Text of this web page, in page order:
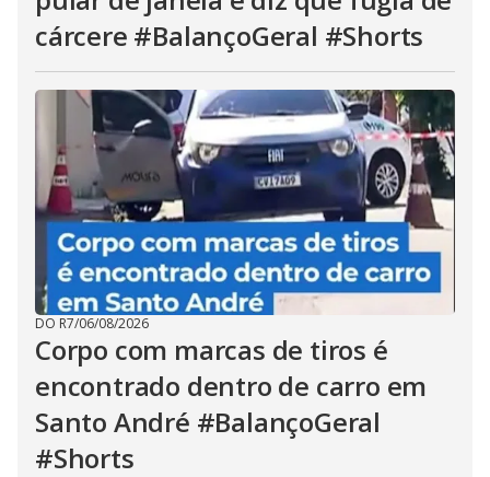
cárcere #BalançoGeral #Shorts
DO R7/06/08/2026
Corpo com marcas de tiros é
encontrado dentro de carro em
Santo André #BalançoGeral
#Shorts